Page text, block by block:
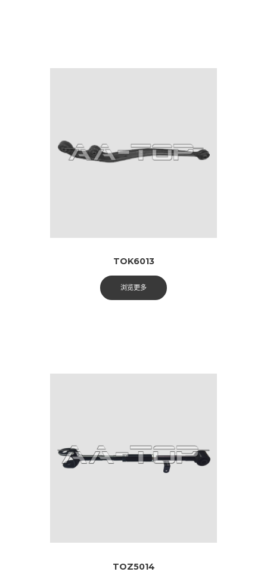
TOK6013
浏览更多
TOZ5014